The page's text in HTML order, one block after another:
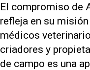
El compromiso de
refleja en su
médicos
criadores y
de campo es una